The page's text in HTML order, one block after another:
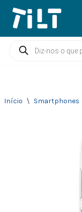
Avançar
para
Início \ Smartphones